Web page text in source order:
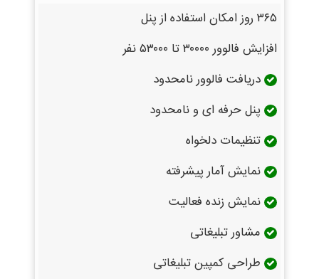
۳۶۵ روز امکان استفاده از پنل
افزایش فالوور ۳۰۰۰۰ تا ۵۳۰۰۰ نفر
دریافت فالوور نامحدود
پنل حرفه ای و نامحدود
تنظیمات دلخواه
نمایش آمار پیشرفته
نمایش زنده فعالیت
مشاور تبلیغاتی
طراحی کمپین تبلیغاتی